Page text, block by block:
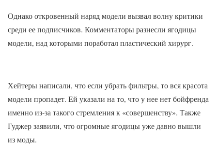
Однако откровенный наряд модели вызвал волну критики
среди ее подписчиков. Комментаторы разнесли ягодицы
модели, над которыми поработал пластический хирург.
Хейтеры написали, что если убрать фильтры, то вся красота
модели пропадет. Ей указали на то, что у нее нет бойфренда
именно из-за такого стремления к «совершенству». Также
Гуджер заявили, что огромные ягодицы уже давно вышли
из моды.